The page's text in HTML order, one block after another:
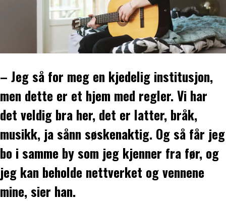
– Jeg så for meg en kjedelig institusjon,
men dette er et hjem med regler. Vi har
det veldig bra her, det er latter, bråk,
musikk, ja sånn søskenaktig. Og så får jeg
bo i samme by som jeg kjenner fra før, og
jeg kan beholde nettverket og vennene
mine, sier han.